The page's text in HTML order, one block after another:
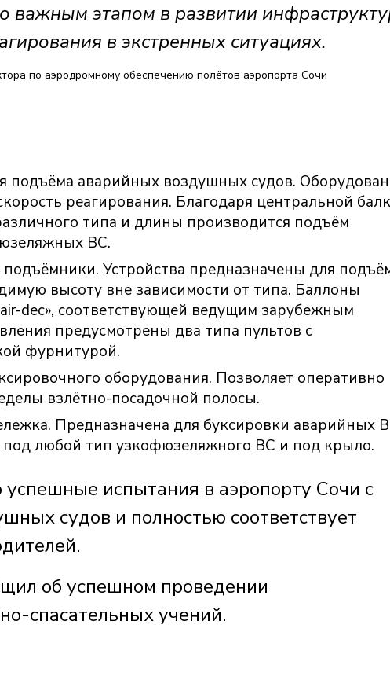
важным этапом в развитии
в экстренных ситуациях.
по аэродромному обеспечению полётов аэропорта Сочи
подъёма аварийных воздушных судов.
реагирования. Благодаря центральной
типа и длины производится подъём
ВС.
Устройства предназначены для
высоту вне зависимости от типа. Баллоны
dec», соответствующей ведущим зарубежным
предусмотрены два типа пультов с
фурнитурой.
оборудования. Позволяет оперативно
взлётно-посадочной полосы.
Предназначена для буксировки аварийных
под любой тип узкофюзеляжного ВС и под крыло.
испытания в аэропорту Сочи с
судов и полностью соответствует
об успешном проведении
спасательных учений.